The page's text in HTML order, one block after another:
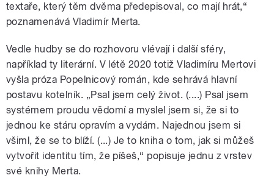
textaře, který těm dvěma předepisoval, co mají hrát,“
poznamenává Vladimír Merta.
Vedle hudby se do rozhovoru vlévají i další sféry,
například ty literární. V létě 2020 totiž Vladimíru Mertovi
vyšla próza Popelnicový román, kde sehrává hlavní
postavu kotelník. „Psal jsem celý život. (....) Psal jsem
systémem proudu vědomí a myslel jsem si, že si to
jednou ke stáru opravím a vydám. Najednou jsem si
všiml, že se to blíží. (...) Je to kniha o tom, jak si můžeš
vytvořit identitu tím, že píšeš,“ popisuje jednu z vrstev
své knihy Merta.